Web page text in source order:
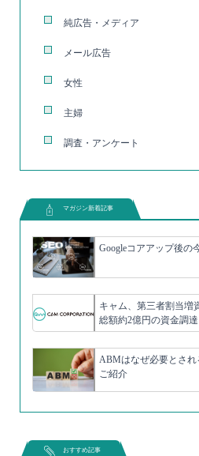
純広告・メディア
メール広告
女性
主婦
調査・アンケート
マガジン新着記事
Googleコアアップ後の
キャム、第三者割当増
総額約2億円の資金調
ABMはなぜ必要とさ
ご紹介
おすすめ記事